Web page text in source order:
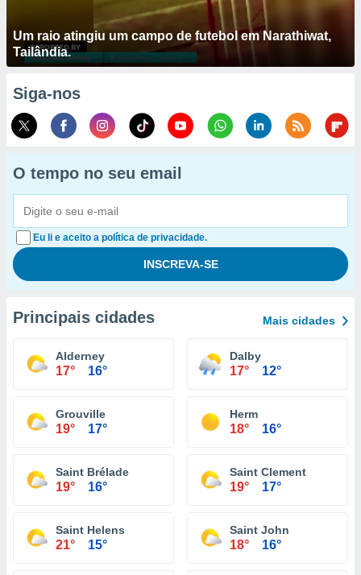
Um raio atingiu um campo de futebol em Narathiwat,
Tailândia.
Siga-nos
O tempo no seu email
Eu li e aceito a política de privacidade.
Principais cidades Mais cidades
Alderney
17° 16°
Dalby
17° 12°
Grouville
19° 17°
Herm
18° 16°
Saint Brélade
19° 16°
Saint Clement
19° 17°
Saint Helens
21° 15°
Saint John
18° 16°